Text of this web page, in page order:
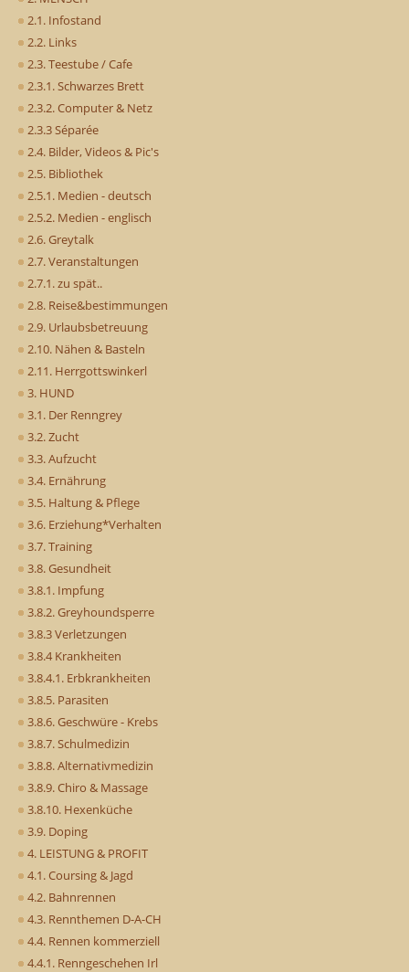
2.1. Infostand
2.2. Links
2.3. Teestube / Cafe
2.3.1. Schwarzes Brett
2.3.2. Computer & Netz
2.3.3 Séparée
2.4. Bilder, Videos & Pic's
2.5. Bibliothek
2.5.1. Medien - deutsch
2.5.2. Medien - englisch
2.6. Greytalk
2.7. Veranstaltungen
2.7.1. zu spät..
2.8. Reise&bestimmungen
2.9. Urlaubsbetreuung
2.10. Nähen & Basteln
2.11. Herrgottswinkerl
3. HUND
3.1. Der Renngrey
3.2. Zucht
3.3. Aufzucht
3.4. Ernährung
3.5. Haltung & Pflege
3.6. Erziehung*Verhalten
3.7. Training
3.8. Gesundheit
3.8.1. Impfung
3.8.2. Greyhoundsperre
3.8.3 Verletzungen
3.8.4 Krankheiten
3.8.4.1. Erbkrankheiten
3.8.5. Parasiten
3.8.6. Geschwüre - Krebs
3.8.7. Schulmedizin
3.8.8. Alternativmedizin
3.8.9. Chiro & Massage
3.8.10. Hexenküche
3.9. Doping
4. LEISTUNG & PROFIT
4.1. Coursing & Jagd
4.2. Bahnrennen
4.3. Rennthemen D-A-CH
4.4. Rennen kommerziell
4.4.1. Renngeschehen Irl